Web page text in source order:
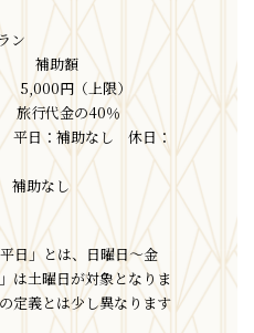
ン
補助額
円（上限）
行代金の40％
：補助なし 休日：
なし
日」とは、日曜日～金
は土曜日が対象となりま
定義とは少し異なります